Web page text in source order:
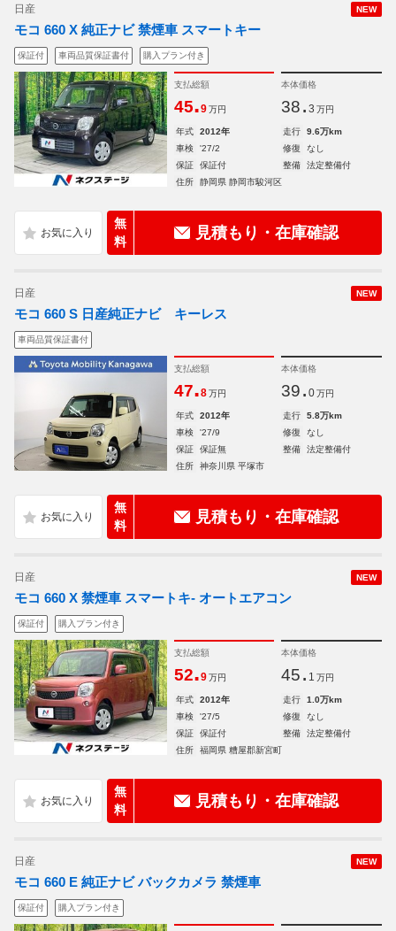
NEW
日産
モコ 660 X 純正ナビ 禁煙車 スマートキー
保証付 車両品質保証書付 購入プラン付き
支払総額
45.9 万円
本体価格
38. 3 万円
年式 2012年 走行
9.6万km
車検
'27/2 修復
なし
保証
保証付 整備
法定整備付
住所
静岡県 静岡市駿河区
無
料
見積もり・在庫確認
NEW
日産
モコ 660 S 日産純正ナビ キーレス
車両品質保証書付
支払総額
47.8 万円
本体価格
39. 0 万円
年式 2012年 走行
5.8万km
車検
'27/9 修復
なし
保証
保証無 整備
法定整備付
住所
神奈川県 平塚市
無
料
見積もり・在庫確認
NEW
日産
モコ 660 X 禁煙車 スマートキ- オートエアコン
保証付 購入プラン付き
支払総額
52.9 万円
本体価格
45. 1 万円
年式 2012年 走行
1.0万km
車検
'27/5 修復
なし
保証
保証付 整備
法定整備付
住所
福岡県 糟屋郡新宮町
無
料
見積もり・在庫確認
NEW
日産
モコ 660 E 純正ナビ バックカメラ 禁煙車
保証付 購入プラン付き